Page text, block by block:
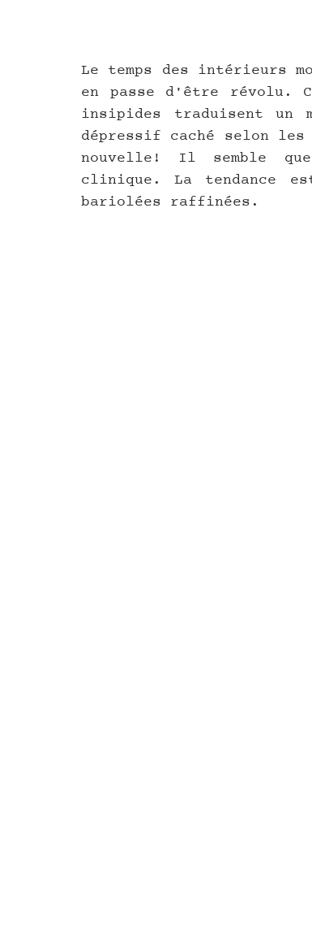
Le temps des intérieurs
en passe d'être révolu.
insipides traduisent un
dépressif caché selon les
nouvelle! Il semble
clinique. La tendance
bariolées raffinées.